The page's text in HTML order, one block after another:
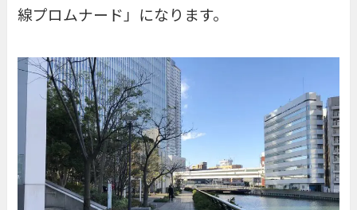
線プロムナード」になります。